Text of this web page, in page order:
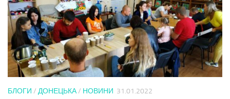
БЛОГИ / ДОНЕЦЬКА/ НОВИНИ 31.01.2022